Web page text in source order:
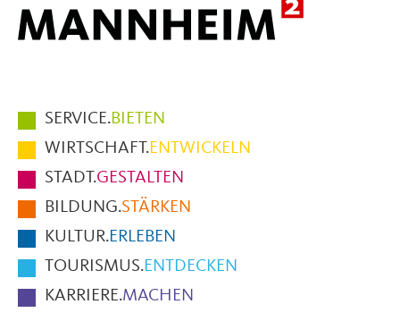
Hauptmenüpunkte
im
Fußbereich
der
Seite
SERVICE.BIETEN
WIRTSCHAFT.ENTWICKELN
STADT.GESTALTEN
BILDUNG.STÄRKEN
KULTUR.ERLEBEN
TOURISMUS.ENTDECKEN
KARRIERE.MACHEN